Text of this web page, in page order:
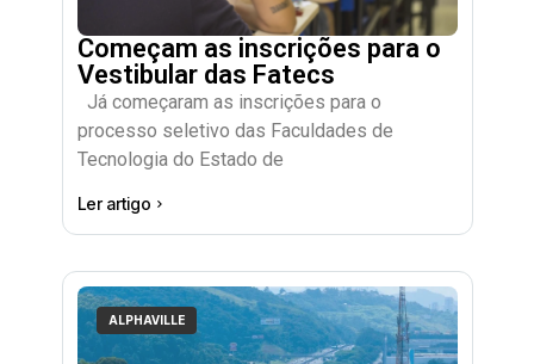
Começam as inscrições para o
Vestibular das Fatecs
Já começaram as inscrições para o
processo seletivo das Faculdades de
Tecnologia do Estado de
Ler artigo
ALPHAVILLE